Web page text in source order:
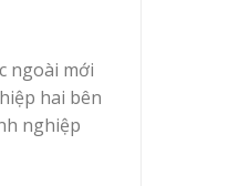
ngoài mới
hai bên
nghiệp